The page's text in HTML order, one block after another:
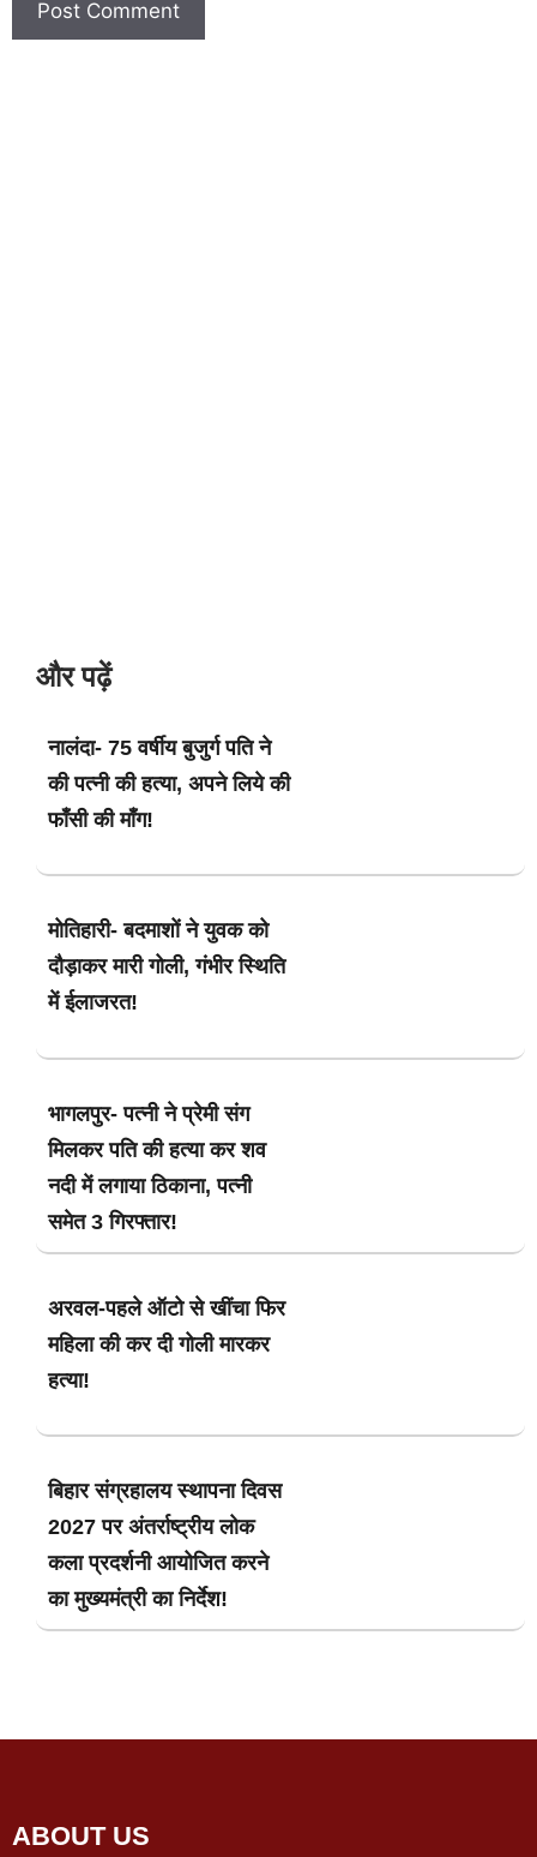
और पढ़ें
नालंदा- 75 वर्षीय बुजुर्ग पति ने
की पत्नी की हत्या, अपने लिये की
फाँसी की माँग!
मोतिहारी- बदमाशों ने युवक को
दौड़ाकर मारी गोली, गंभीर स्थिति
में ईलाजरत!
भागलपुर- पत्नी ने प्रेमी संग
मिलकर पति की हत्या कर शव
नदी में लगाया ठिकाना, पत्नी
समेत 3 गिरफ्तार!
अरवल-पहले ऑटो से खींचा फिर
महिला की कर दी गोली मारकर
हत्या!
बिहार संग्रहालय स्थापना दिवस
2027 पर अंतर्राष्ट्रीय लोक
कला प्रदर्शनी आयोजित करने
का मुख्यमंत्री का निर्देश!
ABOUT US